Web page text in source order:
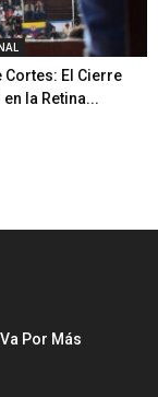
Cortes: El Cierre
la Retina...
Por Más